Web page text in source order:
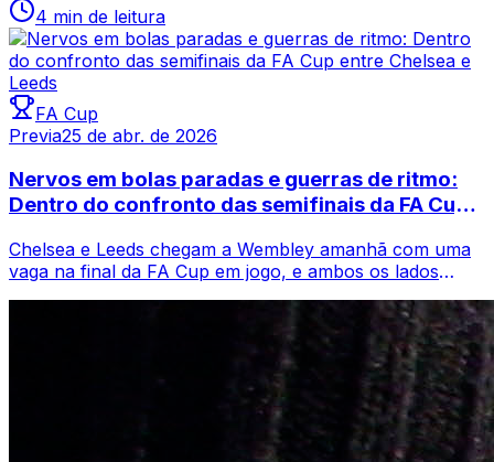
4 min de leitura
FA Cup
Previa25 de abr. de 2026
Nervos em bolas paradas e guerras de ritmo:
Dentro do confronto das semifinais da FA Cup
Chelsea e Leeds chegam a Wembley amanhã com uma
vaga na final da FA Cup em jogo, e ambos os lados